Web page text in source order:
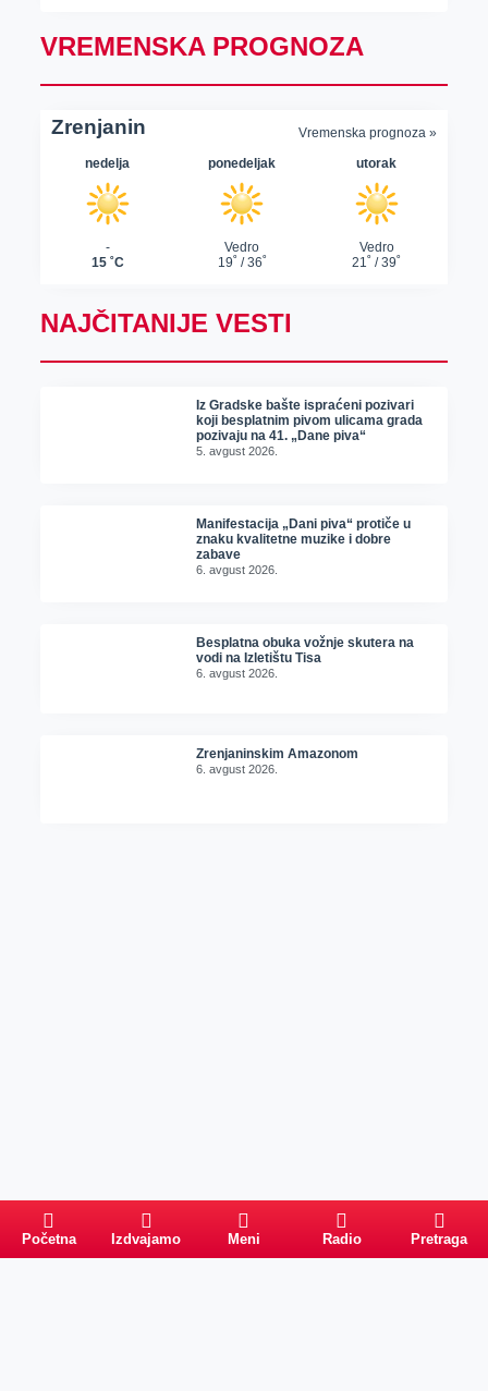
VREMENSKA PROGNOZA
NAJČITANIJE VESTI
Iz Gradske bašte ispraćeni pozivari
koji besplatnim pivom ulicama grada
pozivaju na 41. „Dane piva“
5. avgust 2026.
Manifestacija „Dani piva“ protiče u
znaku kvalitetne muzike i dobre
zabave
6. avgust 2026.
Besplatna obuka vožnje skutera na
vodi na Izletištu Tisa
6. avgust 2026.
Zrenjaninskim Amazonom
6. avgust 2026.
Početna Izdvajamo Meni Radio Pretraga